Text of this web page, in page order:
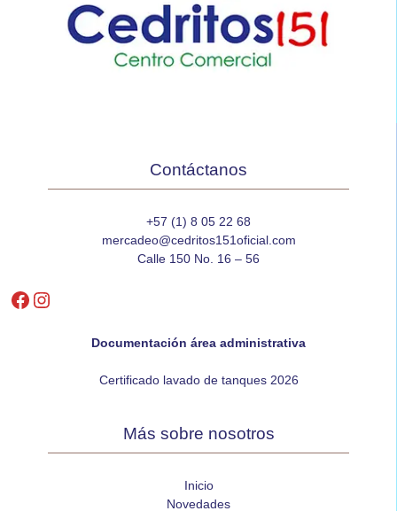
Contáctanos
+57 (1) 8 05 22 68
mercadeo@cedritos151oficial.com
Calle 150 No. 16 – 56
Facebook
Instagram
Documentación área administrativa
Certificado lavado de tanques 2026
Más sobre nosotros
Inicio
Novedades